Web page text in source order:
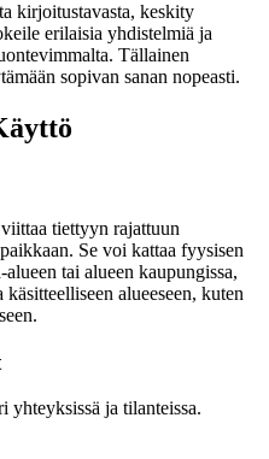
kirjoitustavasta, keskity
erilaisia yhdistelmiä ja
Tällainen
sopivan sanan nopeasti.
tiettyyn rajattuun
Se voi kattaa fyysisen
tai alueen kaupungissa,
alueeseen, kuten
yhteyksissä ja tilanteissa.